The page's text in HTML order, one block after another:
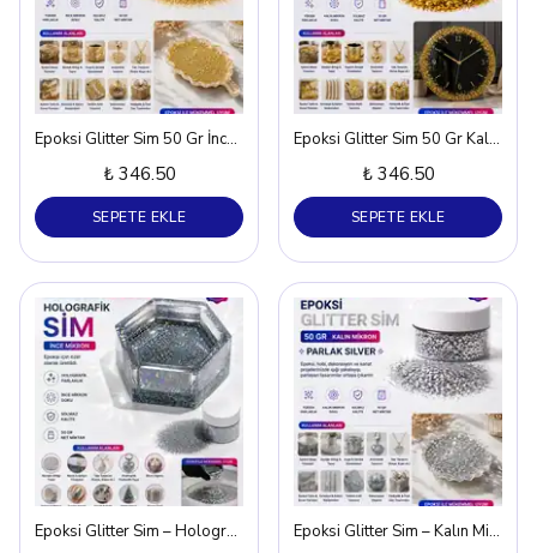
Epoksi Glitter Sim 50 Gr İnce Mikron Parlak Gold
₺ 346.50
SEPETE EKLE
Epoksi Glitter Sim 50 Gr Kalın Mikron Parlak Gold
₺ 346.50
SEPETE EKLE
Epoksi Glitter Sim – Holografik Parlak Silver 50 gr Epoksi Glitter Sim – Kalın Mikron Parlak Silver 50 gr